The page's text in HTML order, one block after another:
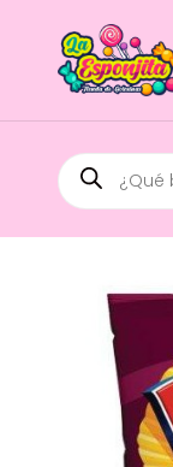
Búsqueda
de
productos